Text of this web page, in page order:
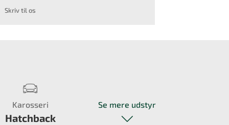
Skriv til os
Karosseri
Hatchback
Se mere udstyr